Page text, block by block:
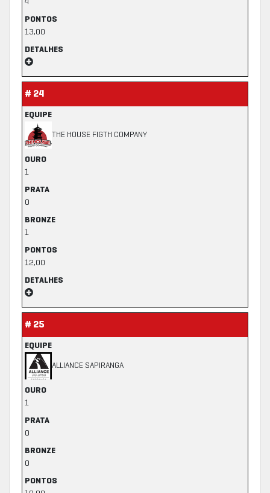
4
PONTOS
13,00
DETALHES
# 24
EQUIPE
THE HOUSE FIGTH COMPANY
OURO
1
PRATA
0
BRONZE
1
PONTOS
12,00
DETALHES
# 25
EQUIPE
ALLIANCE SAPIRANGA
OURO
1
PRATA
0
BRONZE
0
PONTOS